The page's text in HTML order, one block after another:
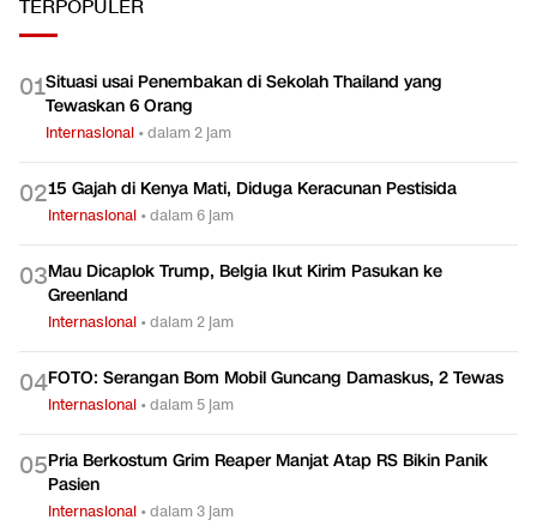
TERPOPULER
01Situasi usai Penembakan di Sekolah Thailand yang
Tewaskan 6 Orang
Internasional •dalam 2 jam
0215 Gajah di Kenya Mati, Diduga Keracunan Pestisida
Internasional •dalam 6 jam
03Mau Dicaplok Trump, Belgia Ikut Kirim Pasukan ke
Greenland
Internasional •dalam 2 jam
04FOTO: Serangan Bom Mobil Guncang Damaskus, 2 Tewas
Internasional •dalam 5 jam
05Pria Berkostum Grim Reaper Manjat Atap RS Bikin Panik
Pasien
Internasional •dalam 3 jam